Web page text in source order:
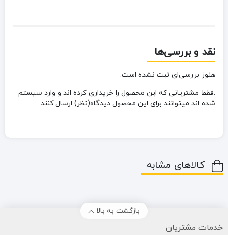
نقد و بررسی‌ها
هنوز بررسی‌ای ثبت نشده است.
.فقط مشتریانی که این محصول را خریداری کرده اند و وارد سیستم
شده اند میتوانند برای این محصول دیدگاه(نظر) ارسال کنند.
کالاهای مشابه
بازگشت به بالا
خدمات مشتریان